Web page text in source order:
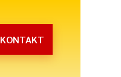
KONTAKT